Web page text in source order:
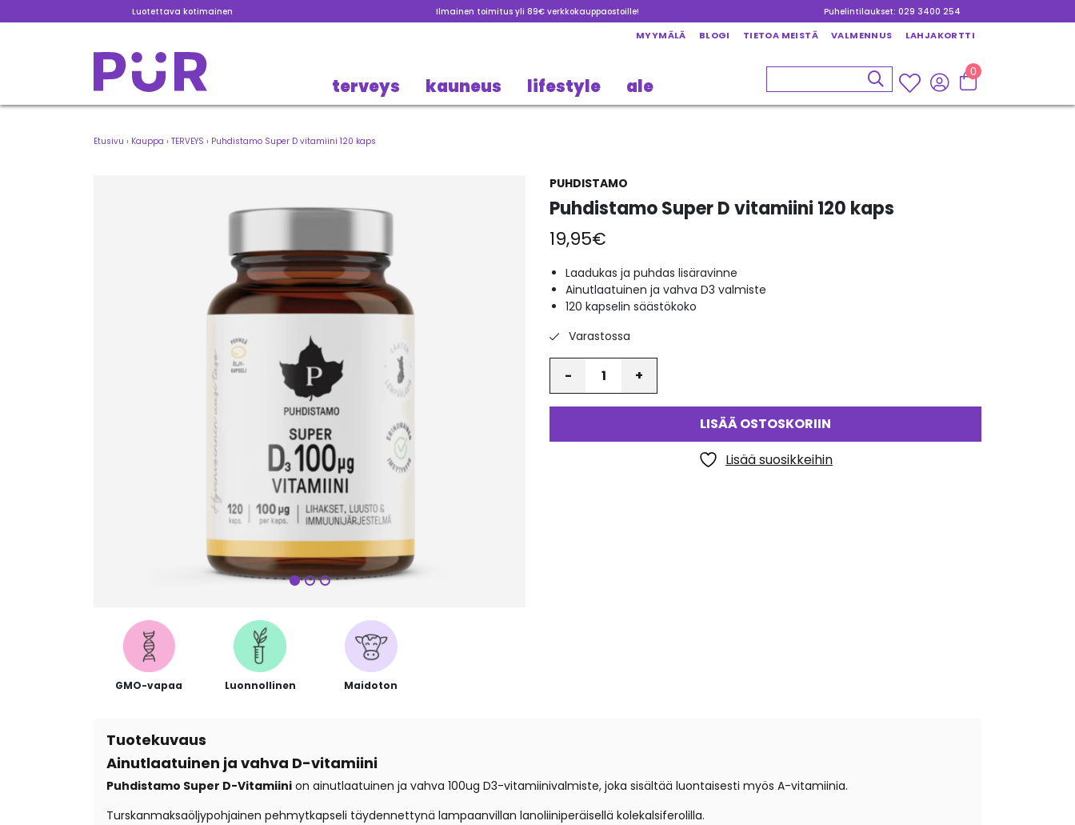
Luotettava kotimainen Ilmainen toimitus yli 89€ verkkokauppaostoille! Puhelintilaukset: 029 3400 254
MYYMÄLÄ BLOGI TIETOA MEISTÄ VALMENNUS LAHJAKORTTI
terveys kauneus lifestyle ale
0
Etusivu › Kauppa › TERVEYS › Puhdistamo Super D vitamiini 120 kaps
Seuraava
PUHDISTAMO
Puhdistamo Super D vitamiini 120 kaps
19,95€
Laadukas ja puhdas lisäravinne
Ainutlaatuinen ja vahva D3 valmiste
120 kapselin säästökoko
Varastossa
LISÄÄ OSTOSKORIIN
Lisää suosikkeihin
GMO-vapaa Luonnollinen Maidoton
Tuotekuvaus
Ainutlaatuinen ja vahva D-vitamiini
Puhdistamo Super D-Vitamiini on ainutlaatuinen ja vahva 100ug D3-vitamiinivalmiste, joka sisältää luontaisesti myös A-vitamiinia.
Turskanmaksaöljypohjainen pehmytkapseli täydennettynä lampaanvillan lanoliiniperäisellä kolekalsiferolilla.